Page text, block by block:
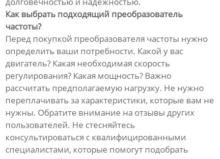
Как выбрать подходящий преобразователь
частоты?
Перед покупкой преобразователя частоты нужно
определить ваши потребности. Какой у вас
двигатель? Какая необходимая скорость
регулирования? Какая мощность? Важно
рассчитать предполагаемую нагрузку. Не нужно
переплачивать за характеристики, которые вам не
нужны. Обратите внимание на отзывы других
пользователей. Не стесняйтесь
консультироваться с квалифицированными
специалистами, которые помогут подобрать